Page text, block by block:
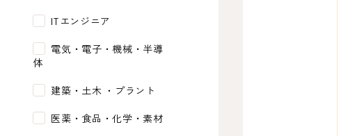
ITエンジニア
電気・電子・機械・半導
体
建築・土木 ・プラント
医薬・食品・化学・素材